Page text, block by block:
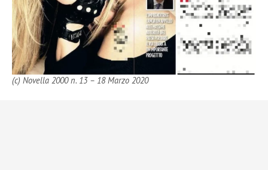
(c) Novella 2000 n. 13 – 18 Marzo 2020